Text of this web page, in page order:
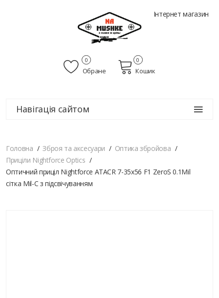
Інтернет магазин
Обране
0
Кошик
0
Навігація сайтом
Головна Зброя та аксесуари
Оптика збройова
Приціли Nightforce Optics
Оптичний приціл Nightforce ATACR 7-35x56 F1 ZeroS 0.1Mil
сітка Mil-C з підсвічуванням